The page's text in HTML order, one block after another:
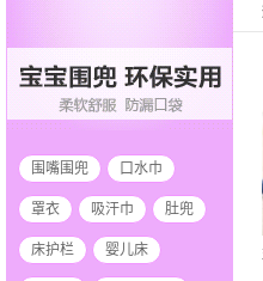
围嘴围兜 口水巾
罩衣 吸汗巾 肚兜
床护栏 婴儿床